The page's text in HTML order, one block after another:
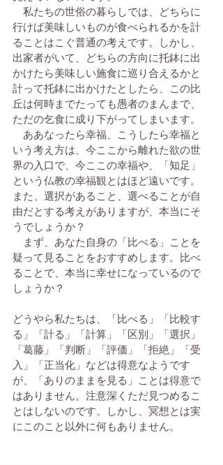
私たちの世俗の暮らしでは、どちらに
行けば美味しいものが食べられるかを計
ることはこぐ普通の考えです。しかし、
出家者がいて、どちらの方向に托鉢に出
かけたら美味しい施食に巡り合えるかと
計って托鉢に出かけたとしたら、この比
丘は何時までたっても愚者のまんまで、
ただの乞食に成り下がってしまいます。
ああなったら幸福、こうしたら幸福と
いう考え方は、今ここから離れた欲の世
界の入口で、今ここの幸福や、「知足」
という仏教の幸福観とはほど遠いです。
また、選択があること、選べることが自
由だとする考えがありますが、本当にそ
うでしょうか？
まず、あなた自身の「比べる」ことを
疑って見ることをおすすめします。比べ
ることで、本当に幸せになっているので
しょうか？
どうやら私たちは、「比べる」「比較す
る」「計る」「計算」「区別」「選択」
「葛藤」「判断」「評価」「拒絶」「受
入」「正当化」などは得意なようです
が、「ありのままを見る」ことは得意で
はありません。注意深くただ見つめるこ
とはしないのです。しかし、冥想とは実
にこのこと以外に何もありません。